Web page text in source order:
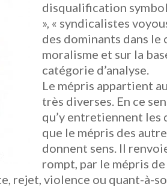
disqualification
», « syndicalistes
des dominants dans
moralisme et sur la
catégorie d’analyse.
Le mépris appartient
très diverses. En ce
qu’y entretiennent les
que le mépris des
donnent sens. Il
rompt, par le mépris
rejet, violence ou quant-à-